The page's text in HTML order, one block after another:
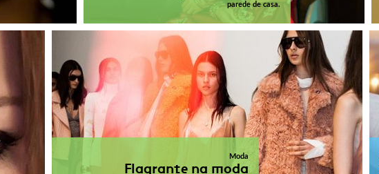
parede de casa.
Moda
Flagrante na moda